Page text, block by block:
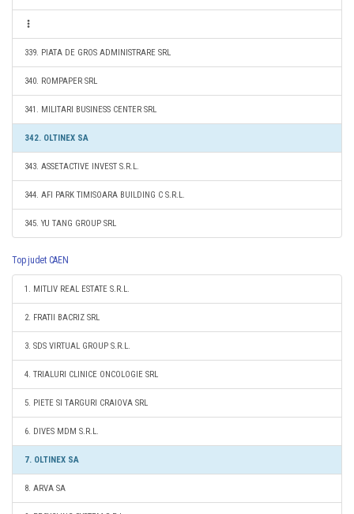
339. PIATA DE GROS ADMINISTRARE SRL
340. ROMPAPER SRL
341. MILITARI BUSINESS CENTER SRL
342. OLTINEX SA
343. ASSETACTIVE INVEST S.R.L.
344. AFI PARK TIMISOARA BUILDING C S.R.L.
345. YU TANG GROUP SRL
Top judet CAEN
1. MITLIV REAL ESTATE S.R.L.
2. FRATII BACRIZ SRL
3. SDS VIRTUAL GROUP S.R.L.
4. TRIALURI CLINICE ONCOLOGIE SRL
5. PIETE SI TARGURI CRAIOVA SRL
6. DIVES MDM S.R.L.
7. OLTINEX SA
8. ARVA SA